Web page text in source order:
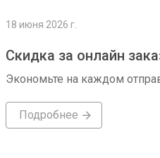
18 июня 2026 г.
Скидка за онлайн
Экономьте на каждом
Подробнее